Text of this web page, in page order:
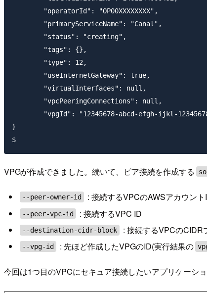
}
VPGが作成できました。続いて、ピア接続を作成する
--peer-owner-id : 接続するVPCのAWSアカウント
--peer-vpc-id : 接続するVPC ID
--destination-cidr-block : 接続するVPCのCIDR
--vpg-id : 先ほど作成したVPGのID(実行結果の
今回は1つ目のVPCにセキュア接続したいアプリケーシ